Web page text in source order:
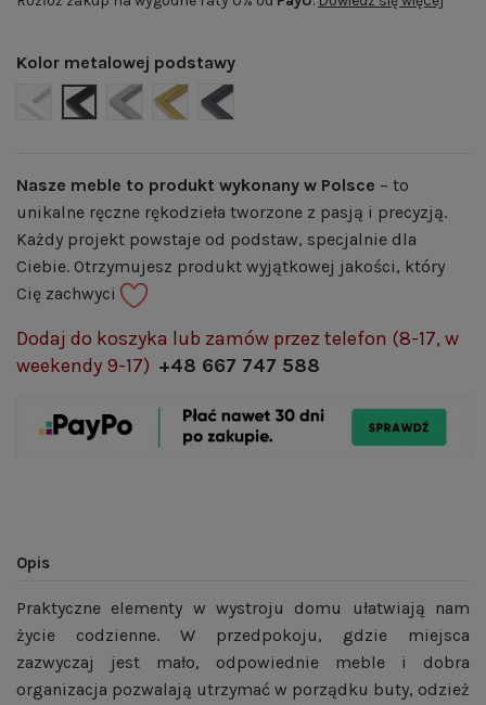
Kolor metalowej podstawy
BIAŁY MAT | RAL 9003
CZARNY MAT | RAL 9005
SZARY MAT | RAL 7004
ZŁOTY POŁYSK | RAL 1036
GRAFITOWY MAT | RAL 7024
Nasze meble to produkt wykonany w Polsce – to
unikalne ręczne rękodzieła tworzone z pasją i precyzją.
Każdy projekt powstaje od podstaw, specjalnie dla
Ciebie. Otrzymujesz produkt wyjątkowej jakości, który
Cię zachwyci
Dodaj do koszyka lub zamów przez telefon (8-17, w
weekendy 9-17) +48 667 747 588
Opis
Praktyczne elementy w wystroju domu ułatwiają nam
życie codzienne. W przedpokoju, gdzie miejsca
zazwyczaj jest mało, odpowiednie meble i dobra
organizacja pozwalają utrzymać w porządku buty, odzież